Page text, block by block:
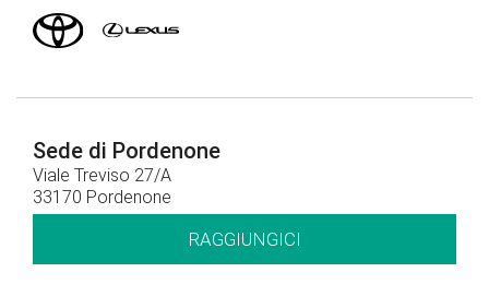
Sede di Pordenone
Viale Treviso 27/A
33170 Pordenone
RAGGIUNGICI